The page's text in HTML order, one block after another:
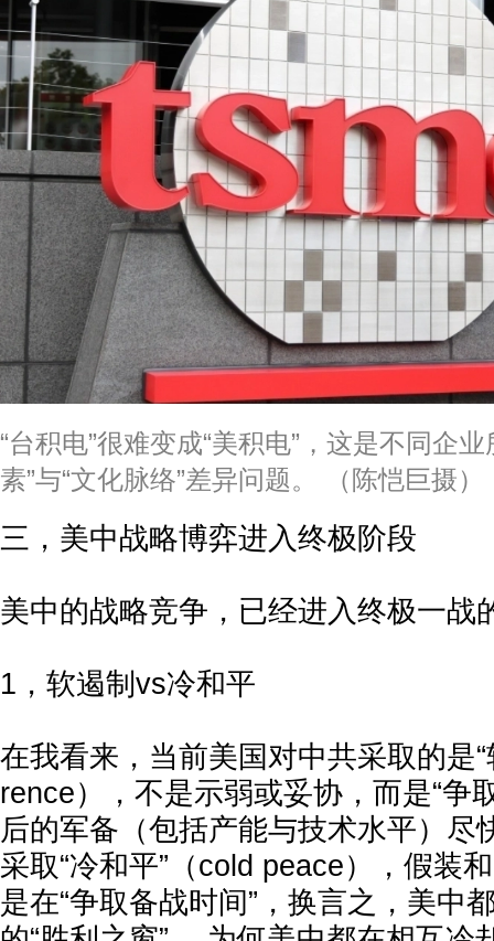
“台积电”很难变成“美积电”，这是不同企
素”与“文化脉络”差异问题。 （陈恺巨摄）
三，美中战略博弈进入终极阶段
美中的战略竞争，已经进入终极一战
1，软遏制vs冷和平
在我看来，当前美国对中共采取的是
rence），不是示弱或妥协，而是“争
后的军备（包括产能与技术水平）尽
采取“冷和平”（cold peace），假装
是在“争取备战时间”，换言之，美中